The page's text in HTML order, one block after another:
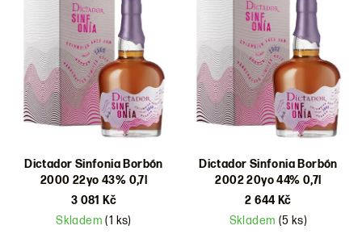
Dictador Sinfonia Borbón
2000 22yo 43% 0,7l
3 081 Kč
Skladem(1 ks)
Dictador Sinfonia Borbón
2002 20yo 44% 0,7l
2 644 Kč
Skladem (5 ks)